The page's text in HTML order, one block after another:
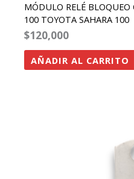
MÓDULO RELÉ BLOQUEO
100 TOYOTA SAHARA 100
$120,000
AÑADIR AL CARRITO